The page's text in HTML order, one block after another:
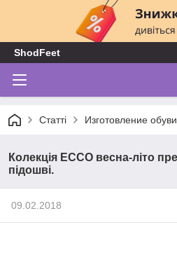
ShodFeet
Статті Изготовление обуви
Колекція ECCO весна-літо
підошві.
09.02.2018